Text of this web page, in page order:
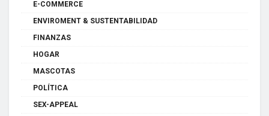
E-COMMERCE
ENVIROMENT & SUSTENTABILIDAD
FINANZAS
HOGAR
MASCOTAS
POLÍTICA
SEX-APPEAL